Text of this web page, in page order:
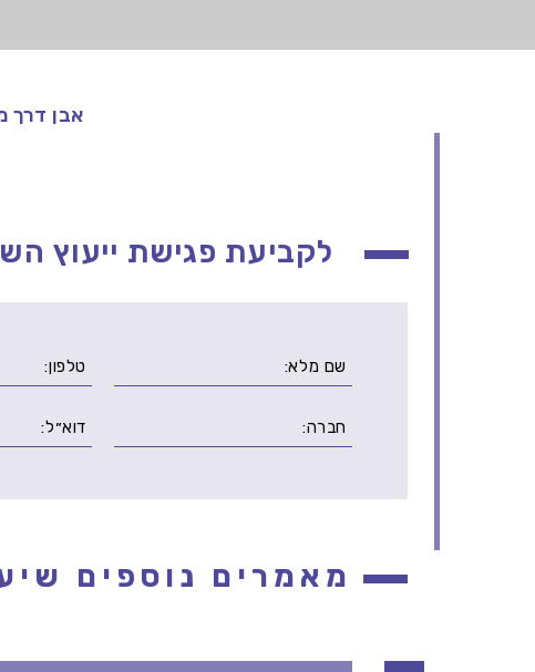
אבן דרך
לקביעת פגישת ייעוץ
מאמרים נוספים